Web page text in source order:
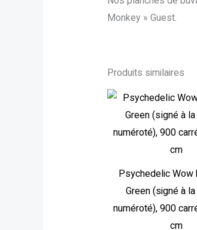
Monkey » Guest.
Produits similaires
Psychedelic Wow
Green (signé à
numéroté), 900
cm